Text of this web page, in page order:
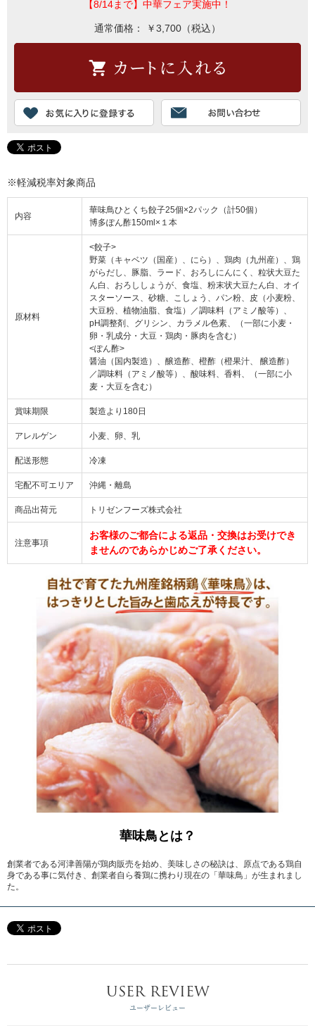
【8/14まで】中華フェア実施中！
通常価格： ￥3,700（税込）
※軽減税率対象商品
内容
華味鳥ひとくち餃子25個×2パック（計50個）
博多ぽん酢150ml×１本
原材料
<餃子>
野菜（キャベツ（国産）、にら）、鶏肉（九州産）、鶏
がらだし、豚脂、ラード、おろしにんにく、粒状大豆た
ん白、おろししょうが、食塩、粉末状大豆たん白、オイ
スターソース、砂糖、こしょう、パン粉、皮（小麦粉、
大豆粉、植物油脂、食塩）／調味料（アミノ酸等）、
pH調整剤、グリシン、カラメル色素、（一部に小麦・
卵・乳成分・大豆・鶏肉・豚肉を含む）
<ぽん酢>
醤油（国内製造）、醸造酢、橙酢（橙果汁、 醸造酢）
／調味料（アミノ酸等）、酸味料、香料、（一部に小
麦・大豆を含む）
賞味期限 製造より180日
アレルゲン 小麦、卵、乳
配送形態 冷凍
宅配不可エリア 沖縄・離島
商品出荷元 トリゼンフーズ株式会社
注意事項
お客様のご都合による返品・交換はお受けでき
ませんのであらかじめご了承ください。
華味鳥とは？
創業者である河津善陽が鶏肉販売を始め、美味しさの秘訣は、原点である鶏自
身である事に気付き、創業者自ら養鶏に携わり現在の「華味鳥」が生まれまし
た。
USER REVIEW
ユーザーレビュー